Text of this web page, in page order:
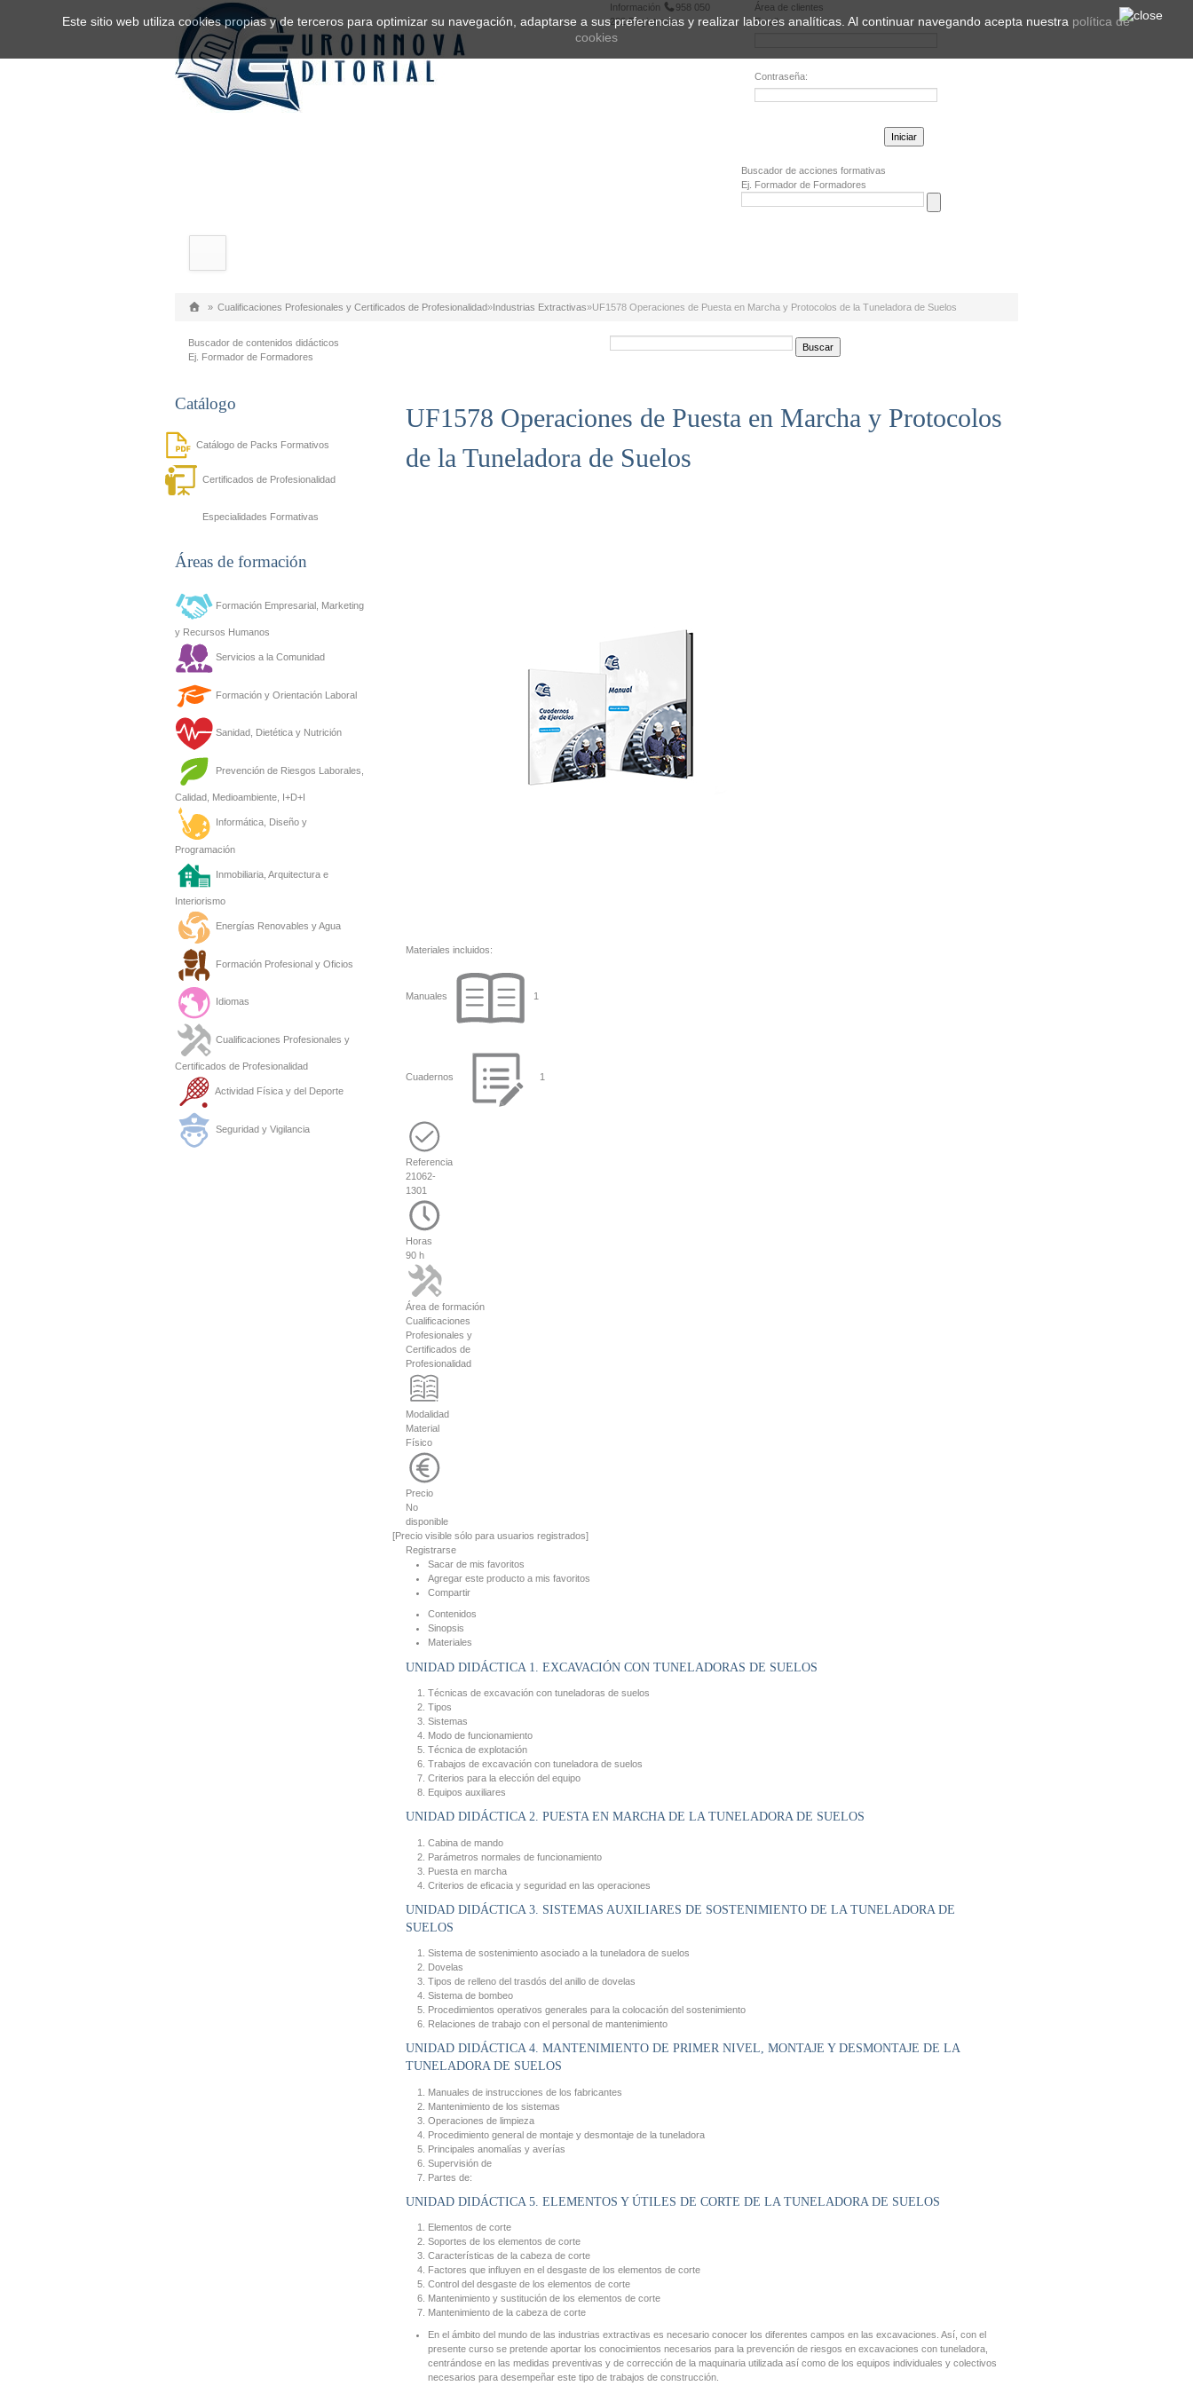
Información
958 050
222 Registrarse
Área de clientes
Email:
Contraseña:
Buscador de acciones formativas
Ej. Formador de Formadores
» Cualificaciones Profesionales y Certificados de Profesionalidad»Industrias Extractivas»UF1578 Operaciones de Puesta en Marcha y Protocolos de la Tuneladora de Suelos
Buscador de contenidos didácticos
Ej. Formador de Formadores
Catálogo
Catálogo de Packs Formativos
Certificados de Profesionalidad
Especialidades Formativas
Áreas de formación
Formación Empresarial, Marketing
y Recursos Humanos
Servicios a la Comunidad
Formación y Orientación Laboral
Sanidad, Dietética y Nutrición
Prevención de Riesgos Laborales,
Calidad, Medioambiente, I+D+I
Informática, Diseño y
Programación
Inmobiliaria, Arquitectura e
Interiorismo
Energías Renovables y Agua
Formación Profesional y Oficios
Idiomas
Cualificaciones Profesionales y
Certificados de Profesionalidad
Actividad Física y del Deporte
Seguridad y Vigilancia
UF1578 Operaciones de Puesta en Marcha y Protocolos
de la Tuneladora de Suelos
Materiales incluidos:
Manuales 1
Cuadernos 1
Referencia
21062-
1301
Horas
90 h
Área de formación
Cualificaciones
Profesionales y
Certificados de
Profesionalidad
Modalidad
Material
Físico
Precio
No
disponible
[Precio visible sólo para usuarios registrados]
Registrarse
Sacar de mis favoritos
Agregar este producto a mis favoritos
Compartir
Contenidos
Sinopsis
Materiales
UNIDAD DIDÁCTICA 1. EXCAVACIÓN CON TUNELADORAS DE SUELOS
Técnicas de excavación con tuneladoras de suelos
Tipos
Sistemas
Modo de funcionamiento
Técnica de explotación
Trabajos de excavación con tuneladora de suelos
Criterios para la elección del equipo
Equipos auxiliares
UNIDAD DIDÁCTICA 2. PUESTA EN MARCHA DE LA TUNELADORA DE SUELOS
Cabina de mando
Parámetros normales de funcionamiento
Puesta en marcha
Criterios de eficacia y seguridad en las operaciones
UNIDAD DIDÁCTICA 3. SISTEMAS AUXILIARES DE SOSTENIMIENTO DE LA TUNELADORA DE
SUELOS
Sistema de sostenimiento asociado a la tuneladora de suelos
Dovelas
Tipos de relleno del trasdós del anillo de dovelas
Sistema de bombeo
Procedimientos operativos generales para la colocación del sostenimiento
Relaciones de trabajo con el personal de mantenimiento
UNIDAD DIDÁCTICA 4. MANTENIMIENTO DE PRIMER NIVEL, MONTAJE Y DESMONTAJE DE LA
TUNELADORA DE SUELOS
Manuales de instrucciones de los fabricantes
Mantenimiento de los sistemas
Operaciones de limpieza
Procedimiento general de montaje y desmontaje de la tuneladora
Principales anomalías y averías
Supervisión de
Partes de:
UNIDAD DIDÁCTICA 5. ELEMENTOS Y ÚTILES DE CORTE DE LA TUNELADORA DE SUELOS
Elementos de corte
Soportes de los elementos de corte
Características de la cabeza de corte
Factores que influyen en el desgaste de los elementos de corte
Control del desgaste de los elementos de corte
Mantenimiento y sustitución de los elementos de corte
Mantenimiento de la cabeza de corte
En el ámbito del mundo de las industrias extractivas es necesario conocer los diferentes campos en las excavaciones. Así, con el
presente curso se pretende aportar los conocimientos necesarios para la prevención de riesgos en excavaciones con tuneladora,
centrándose en las medidas preventivas y de corrección de la maquinaria utilizada así como de los equipos individuales y colectivos
necesarios para desempeñar este tipo de trabajos de construcción.
Este sitio web utiliza cookies propias y de terceros para optimizar su navegación, adaptarse a sus preferencias y realizar labores analíticas. Al continuar navegando acepta nuestra política de
cookies